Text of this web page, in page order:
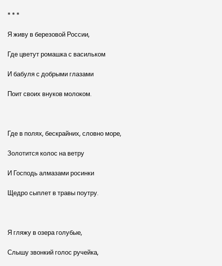
* * *
Я живу в березовой России,
Где цветут ромашка с васильком
И бабуля с добрыми глазами
Поит своих внуков молоком.
Где в полях, бескрайних, словно море,
Золотится колос на ветру
И Господь алмазами росинки
Щедро сыплет в травы поутру.
Я гляжу в озера голубые,
Слышу звонкий голос ручейка,